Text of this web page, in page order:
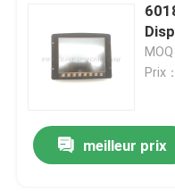
Prix
meilleur prix